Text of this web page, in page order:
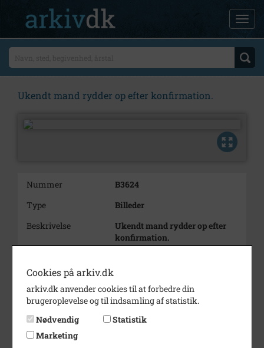
Ukendt mand rydder op efter konfirmation.
Nummer
B3624
Type
Billeder
Beskrivelse
Ukendt mand rydder op efter
konfirmation.
Dateringsnote
Fotograf
Ukendt
Størrelse
10,5x10
Se på kort
Cookies på arkiv.dk
arkiv.dk anvender cookies til at forbedre din
brugeroplevelse og til indsamling af statistik.
Nødvendig
Statistik
Marketing